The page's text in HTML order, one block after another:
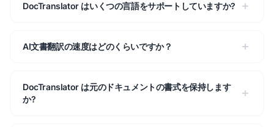
DocTranslator はいくつの言語をサポートしていますか?
AI文書翻訳の速度はどのくらいですか？
DocTranslator は元のドキュメントの書式を保持します
か?